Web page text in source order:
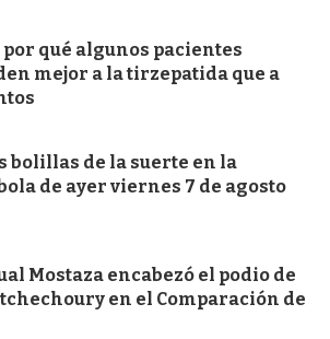
qué algunos pacientes
mejor a la tirzepatida que a
bolillas de la suerte en la
de ayer viernes 7 de agosto
Mostaza encabezó el podio de
en el Comparación de